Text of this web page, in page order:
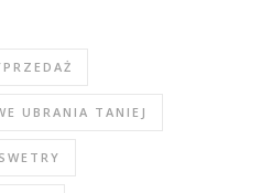
UBRANIA TANIEJ